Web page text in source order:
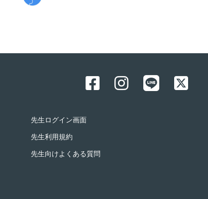
先生ログイン画面
先生利用規約
先生向けよくある質問